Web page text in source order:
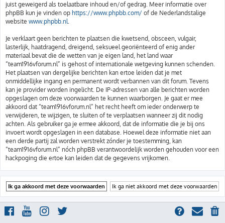
juist geweigerd als toelaatbare inhoud en/of gedrag. Meer informatie over
phpBB kun je vinden op https://www.phpbb.com/ of de Nederlandstalige
website www.phpbb.nl.
Je verklaart geen berichten te plaatsen die kwetsend, obsceen, vulgair,
lasterlijk, haatdragend, dreigend, seksueel georiënteerd of enig ander
materiaal bevat die de wetten van je eigen land, het land waar
“team1916vforum.nl” is gehost of internationale wetgeving kunnen schenden.
Het plaatsen van dergelijke berichten kan ertoe leiden dat je met
onmiddellijke ingang en permanent wordt verbannen van dit forum. Tevens
kan je provider worden ingelicht. De IP-adressen van alle berichten worden
opgeslagen om deze voorwaarden te kunnen waarborgen. Je gaat er mee
akkoord dat “team1916vforum.nl” het recht heeft om ieder onderwerp te
verwijderen, te wijzigen, te sluiten of te verplaatsen wanneer zij dit nodig
achten. Als gebruiker ga je ermee akkoord, dat de informatie die je bij ons
invoert wordt opgeslagen in een database. Hoewel deze informatie niet aan
een derde partij zal worden verstrekt zónder je toestemming, kan
“team1916vforum.nl” nóch phpBB verantwoordelijk worden gehouden voor een
hackpoging die ertoe kan leiden dat de gegevens vrijkomen.